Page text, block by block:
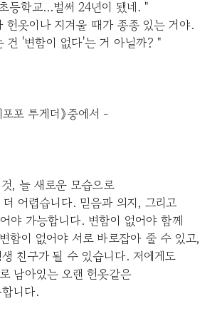
등학교...벌써 24년이 됐네.＂
헌옷이나 지겨울 때가 종종 있는 거야.
건 '변함이 없다'는 거 아닐까?＂
포 투게더》중에서 -
, 늘 새로운 모습으로
어렵습니다. 믿음과 의지, 그리고
야 가능합니다. 변함이 없어야 함께
함이 없어야 서로 바로잡아 줄 수 있고,
친구가 될 수 있습니다. 저에게도
남아있는 오랜 헌옷같은
니다.